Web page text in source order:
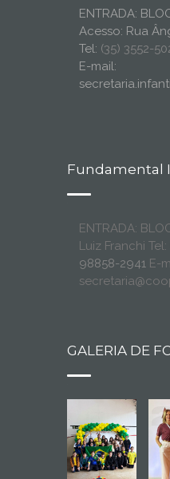
ENTRADA:
Acesso: Rua
Tel: (35) 3552-
E-mail:
Fundamental
ENTRADA:
Luiz Franchi Tel:
98858-2941 E-
GALERIA DE